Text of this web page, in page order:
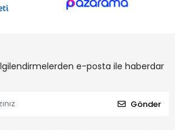
e-posta ile haberdar
Gönder